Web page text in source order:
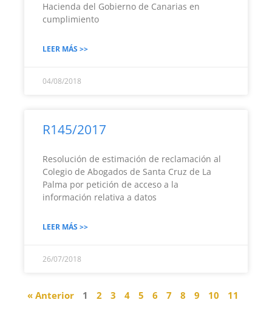
Hacienda del Gobierno de Canarias en
cumplimiento
LEER MÁS >>
04/08/2018
R145/2017
Resolución de estimación de reclamación al
Colegio de Abogados de Santa Cruz de La
Palma por petición de acceso a la
información relativa a datos
LEER MÁS >>
26/07/2018
« Anterior 1 2 3 4 5 6 7 8 9 10 11